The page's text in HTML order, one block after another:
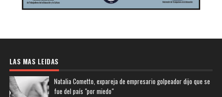
LAS MAS LEIDAS
Natalia Cometto, expareja de empresario golpeador dijo que se
fue del país "por miedo"